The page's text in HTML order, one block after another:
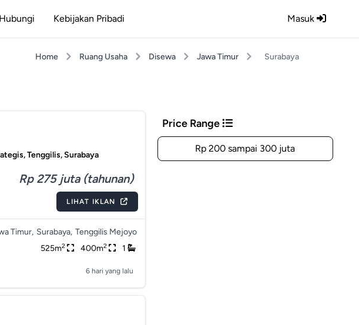
Masuk
Hubungi Kebijakan Pribadi
Home Ruang Usaha Disewa Jawa Timur Surabaya
Tenggilis, Surabaya
Rp 275 juta (tahunan)
LIHAT IKLAN
Timur, Surabaya, Tenggilis Mejoyo
525m2 400m2 1
6 hari yang lalu
Price Range
Rp 200 sampai 300 juta